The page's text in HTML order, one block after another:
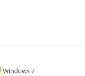
Windows 7